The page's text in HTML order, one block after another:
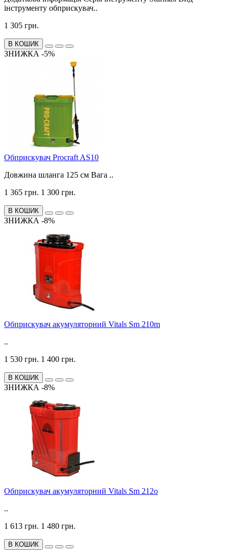
інструменту обприскувач..
1 305 грн.
В КОШИК
ЗНИЖКА -5%
Обприскувач Procraft AS10
Довжина шланга 125 см Вага ..
1 365 грн. 1 300 грн.
В КОШИК
ЗНИЖКА -8%
Обприскувач акумуляторний Vitals Sm 210m
..
1 530 грн. 1 400 грн.
В КОШИК
ЗНИЖКА -8%
Обприскувач акумуляторний Vitals Sm 212o
..
1 613 грн. 1 480 грн.
В КОШИК